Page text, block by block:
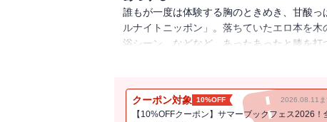
誰もが一度は体験する胸のときめき、甘酸
ルナイトニッポン」。落ちていたエロ本を
浴シーン、などなど。あったあったと膝を
期に接した懐かしのアイテムから最新グッ
クーポン対象 10%OFF 2026.08.11ま
【10%OFFクーポン】サマーブックフェス2026！